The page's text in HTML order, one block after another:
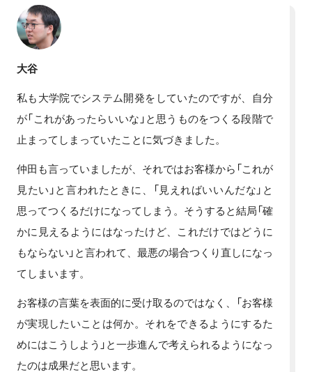
大谷
私も大学院でシステム開発をしていたのですが、自分
が「これがあったらいいな」と思うものをつくる段階で
止まってしまっていたことに気づきました。
仲田も言っていましたが、それではお客様から「これが
見たい」と言われたときに、「見えればいいんだな」と
思ってつくるだけになってしまう。そうすると結局「確
かに見えるようにはなったけど、これだけではどうに
もならない」と言われて、最悪の場合つくり直しになっ
てしまいます。
お客様の言葉を表面的に受け取るのではなく、「お客様
が実現したいことは何か。それをできるようにするた
めにはこうしよう」と一歩進んで考えられるようになっ
たのは成果だと思います。